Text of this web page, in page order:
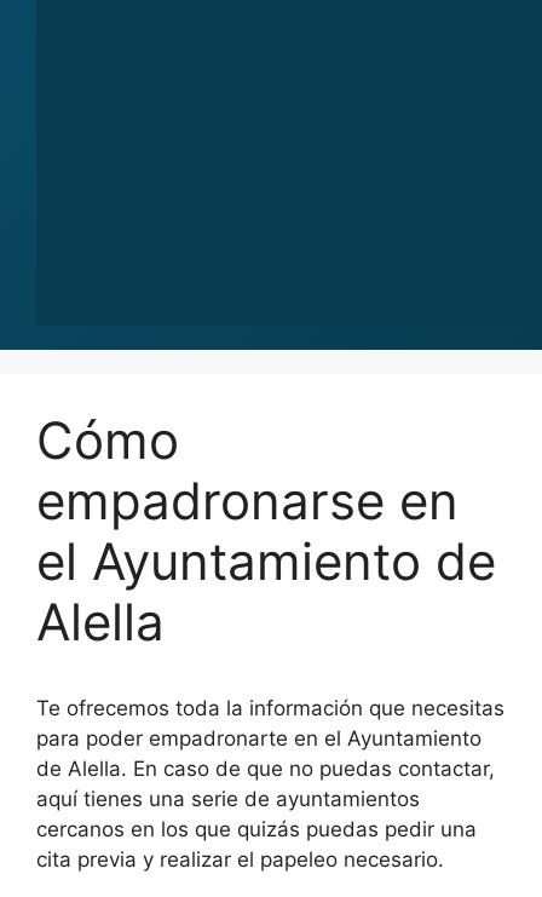
Cómo
empadronarse en
el Ayuntamiento de
Alella
Te ofrecemos toda la información que necesitas
para poder empadronarte en el Ayuntamiento
de Alella. En caso de que no puedas contactar,
aquí tienes una serie de ayuntamientos
cercanos en los que quizás puedas pedir una
cita previa y realizar el papeleo necesario.